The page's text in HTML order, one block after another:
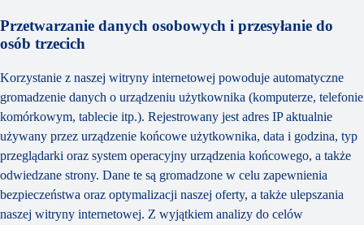
Przetwarzanie danych osobowych i przesyłanie do
osób trzecich
Korzystanie z naszej witryny internetowej powoduje automatyczne
gromadzenie danych o urządzeniu użytkownika (komputerze, telefonie
komórkowym, tablecie itp.). Rejestrowany jest adres IP aktualnie
używany przez urządzenie końcowe użytkownika, data i godzina, typ
przeglądarki oraz system operacyjny urządzenia końcowego, a także
odwiedzane strony. Dane te są gromadzone w celu zapewnienia
bezpieczeństwa oraz optymalizacji naszej oferty, a także ulepszania
naszej witryny internetowej. Z wyjątkiem analizy do celów